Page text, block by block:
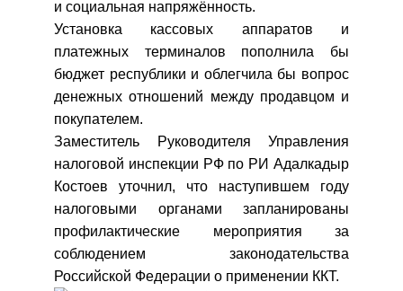
и социальная напряжённость.
Установка кассовых аппаратов и
платежных терминалов пополнила бы
бюджет республики и облегчила бы вопрос
денежных отношений между продавцом и
покупателем.
Заместитель Руководителя Управления
налоговой инспекции РФ по РИ Адалкадыр
Костоев уточнил, что наступившем году
налоговыми органами запланированы
профилактические мероприятия за
соблюдением законодательства
Российской Федерации о применении ККТ.